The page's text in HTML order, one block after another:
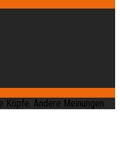
Köpfe. Andere Meinungen.